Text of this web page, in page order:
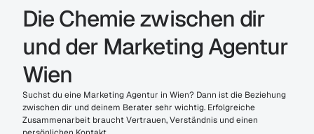
Die Chemie zwischen dir
und der Marketing Agentur
Wien
Suchst du eine Marketing Agentur in Wien? Dann ist die Beziehung
zwischen dir und deinem Berater sehr wichtig. Erfolgreiche
Zusammenarbeit braucht Vertrauen, Verständnis und einen